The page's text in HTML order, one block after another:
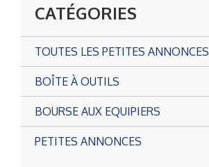
CATÉGORIES
TOUTES LES PETITES ANNONCES
BOÎTE À OUTILS
BOURSE AUX EQUIPIERS
PETITES ANNONCES